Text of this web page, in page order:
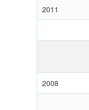
2011
2008